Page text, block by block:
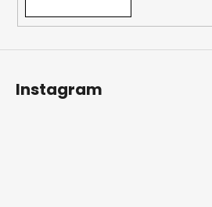
Instagram